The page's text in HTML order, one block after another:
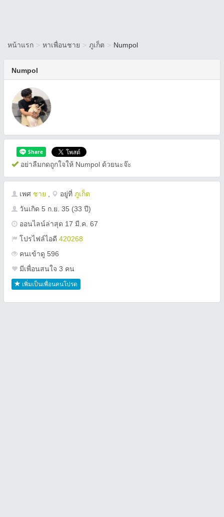
หน้าแรก > หาเพื่อนชาย > ภูเก็ต > Numpol
Numpol
อย่าลืมกดถูกใจให้ Numpol ด้วยนะจ๊ะ
เพศ ชาย อยู่ที่ ภูเก็ต
วันเกิด 5 ก.ย. 35 (33 ปี)
ออนไลน์ล่าสุด 17 มี.ค. 67
โปรไฟล์ไอดี 420268
คนเข้าดู 596
มีเพื่อนสนใจ 3 คน
เพิ่มเป็นเพื่อนคนโปรด